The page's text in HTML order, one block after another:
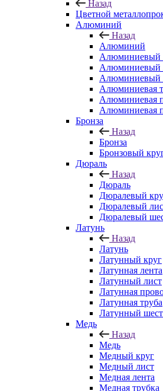
Назад
Цветной
Алюминий
Назад
Алюминий
Алюминиевый
Алюминиевый
Алюминиевый
Алюминиевая
Алюминиевая
Алюминиевая
Бронза
Назад
Бронза
Бронзовый
Дюраль
Назад
Дюраль
Дюралевый
Дюралевый
Дюралевый
Латунь
Назад
Латунь
Латунный круг
Латунная лента
Латунный лист
Латунная
Латунная труба
Латунный
Медь
Назад
Медь
Медный круг
Медный лист
Медная лента
Медная трубка